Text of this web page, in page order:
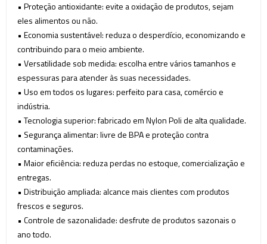
• Proteção antioxidante: evite a oxidação de produtos, sejam
eles alimentos ou não.
• Economia sustentável: reduza o desperdício, economizando e
contribuindo para o meio ambiente.
• Versatilidade sob medida: escolha entre vários tamanhos e
espessuras para atender às suas necessidades.
• Uso em todos os lugares: perfeito para casa, comércio e
indústria.
• Tecnologia superior: fabricado em Nylon Poli de alta qualidade.
• Segurança alimentar: livre de BPA e proteção contra
contaminações.
• Maior eficiência: reduza perdas no estoque, comercialização e
entregas.
• Distribuição ampliada: alcance mais clientes com produtos
frescos e seguros.
• Controle de sazonalidade: desfrute de produtos sazonais o
ano todo.